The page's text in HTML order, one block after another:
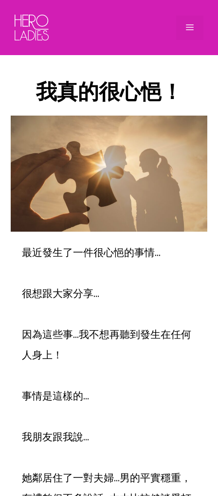
content
Menu
我真的很心悒！
最近發生了一件很心悒的事情…
很想跟大家分享…
因為這些事…我不想再聽到發生在任何
人身上！
事情是這樣的…
我朋友跟我說…
她鄰居住了一對夫婦…男的平實穩重，